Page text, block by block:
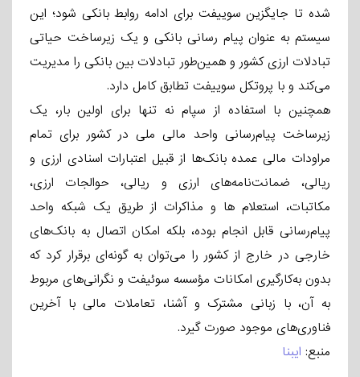
شده تا جایگزین سوییفت برای ادامه روابط بانکی شود؛ این
سیستم به عنوان پیام رسانی بانکی و یک زیرساخت حیاتی
تبادلات ارزی کشور و همین‌طور تبادلات بین بانکی را مدیریت
می‌کند و با پروتکل سوییفت تطابق کامل دارد.
همچنین با استفاده از سپام نه تنها برای اولین بار، یک
زیرساخت پیام‌رسانی واحد مالی ملی در کشور برای تمام
مراودات مالی عمده بانک‌ها از قبیل اعتبارات اسنادی ارزی و
ریالی، ضمانت‌نامه‌های ارزی و ریالی، حوالجات ارزی،
مکاتبات، استعلام ها و مذاکرات از طریق یک شبکه واحد
پیام‌رسانی قابل انجام بوده، بلکه امکان اتصال به بانک‌های
خارجی در خارج از کشور را می‌توان به گونه‌ای برقرار کرد که
بدون به‌کارگیری امکانات مؤسسه سوئیفت و نگرانی‌های مربوط
به آن، با زبانی مشترک و آشنا، تعاملات مالی با آخرین
فناوری‌های موجود صورت گیرد.
منبع: ایبنا